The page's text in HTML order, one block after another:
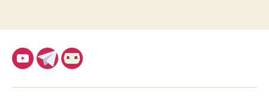
YouTubeTelegramCastopod